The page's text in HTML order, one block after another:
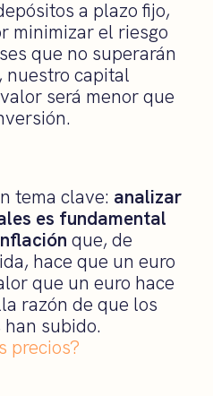
a plazo fijo,
minimizar el riesgo
que no superarán
nuestro capital
será menor que
tema clave: analizar
es fundamental
que, de
hace que un euro
que un euro hace
razón de que los
subido.
precios?